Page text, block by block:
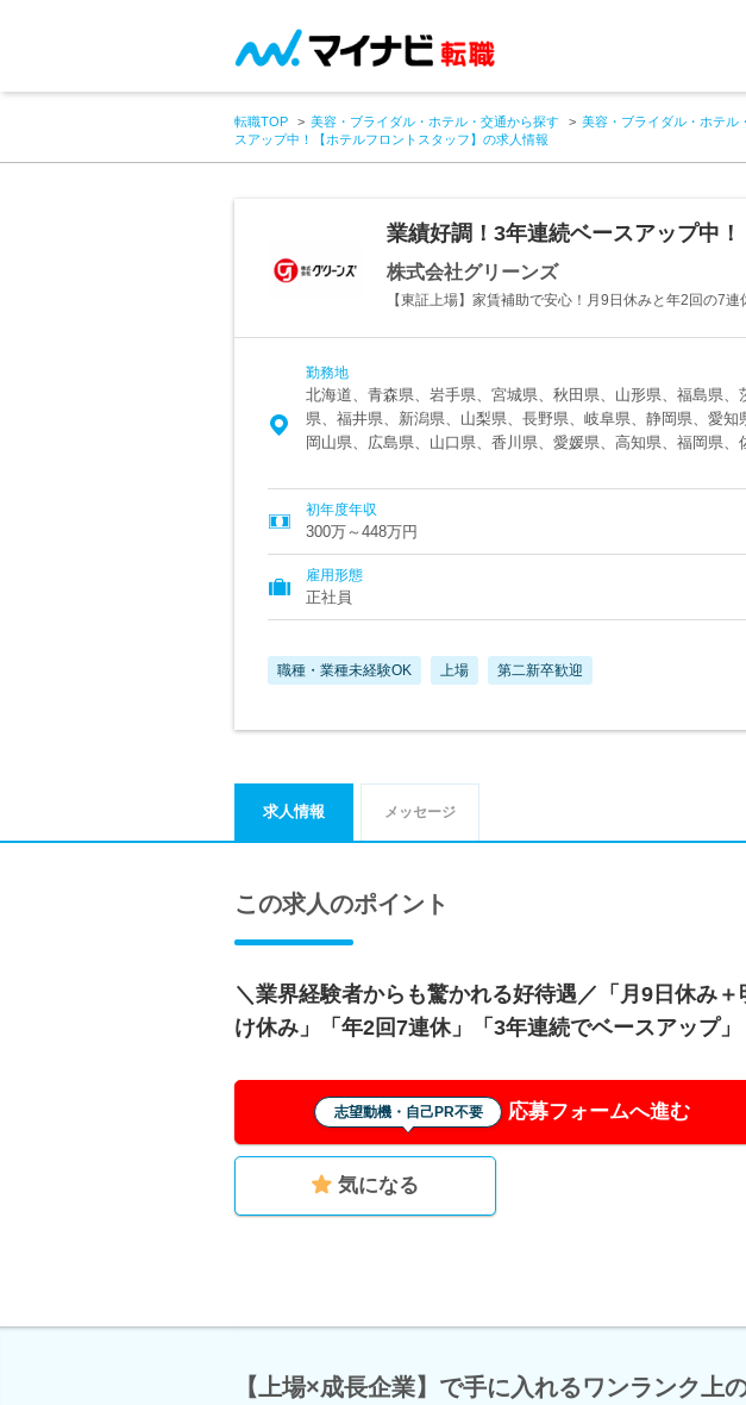
転職TOP 美容・ブライダル・ホテル・交通から探す 美容・ブライダル・ホテル
スアップ中！【ホテルフロントスタッフ】の求人情報
業績好調！3年連続ベースアップ中！
株式会社グリーンズ
【東証上場】家賃補助で安心！月9日休みと年2回の7連
勤務地
北海道、青森県、岩手県、宮城県、秋田県、山形県、福島県
県、福井県、新潟県、山梨県、長野県、岐阜県、静岡県、愛
岡山県、広島県、山口県、香川県、愛媛県、高知県、福岡県
初年度年収
300万～448万円
雇用形態
正社員
職種・業種未経験OK 上場 第二新卒歓迎
求人情報 メッセージ
この求人のポイント
＼業界経験者からも驚かれる好待遇／「月9日休み＋
け休み」「年2回7連休」「3年連続でベースアップ」
志望動機・自己PR不要 応募フォームへ進む
気になる
【上場×成長企業】で手に入れるワンランク上